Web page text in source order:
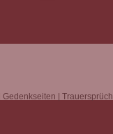
Gedenkseiten